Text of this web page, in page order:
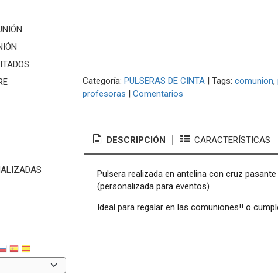
Categoría: PULSERAS DE CINTA| Tags: comunion
profesoras | Comentarios
DESCRIPCIÓN CARACTERÍSTICAS
Pulsera realizada en antelina con cruz
(personalizada para eventos)
Ideal para regalar en las comuniones!! o